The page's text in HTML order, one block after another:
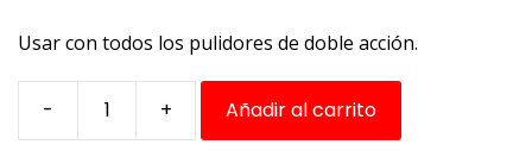
Usar con todos los pulidores de doble acción.
-
Pulimento
+ Añadir al carrito